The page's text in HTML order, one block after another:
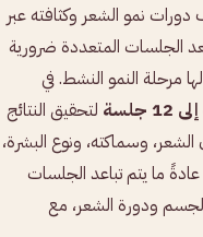
دورات نمو الشعر وكثافته عبر
الجلسات المتعددة ضرورية
مرحلة النمو النشط. في
لتحقيق النتائج
وسماكته، ونوع البشرة،
ما يتم تباعد الجلسات
الجسم ودورة الشعر، مع